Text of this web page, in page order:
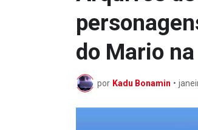
do Mario
por Kadu Bonamin •